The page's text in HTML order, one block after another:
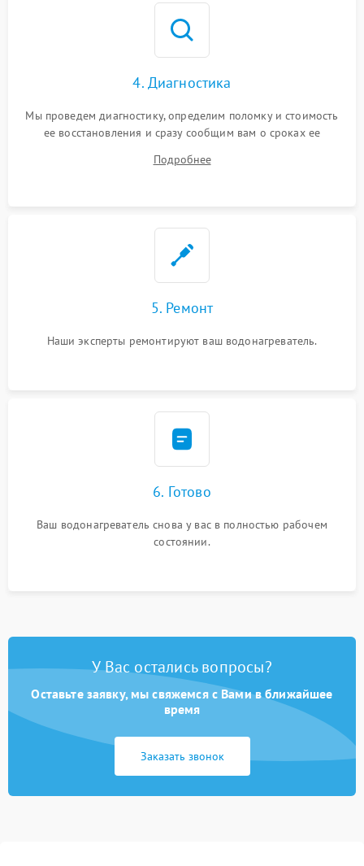
4. Диагностика
Мы проведем диагностику, определим поломку и стоимость
ее восстановления и сразу сообщим вам о сроках ее
Подробнее
5. Ремонт
Наши эксперты ремонтируют ваш водонагреватель.
6. Готово
Ваш водонагреватель снова у вас в полностью рабочем
состоянии.
У Вас остались вопросы?
Оставьте заявку, мы свяжемся с Вами в ближайшее
время
Заказать звонок